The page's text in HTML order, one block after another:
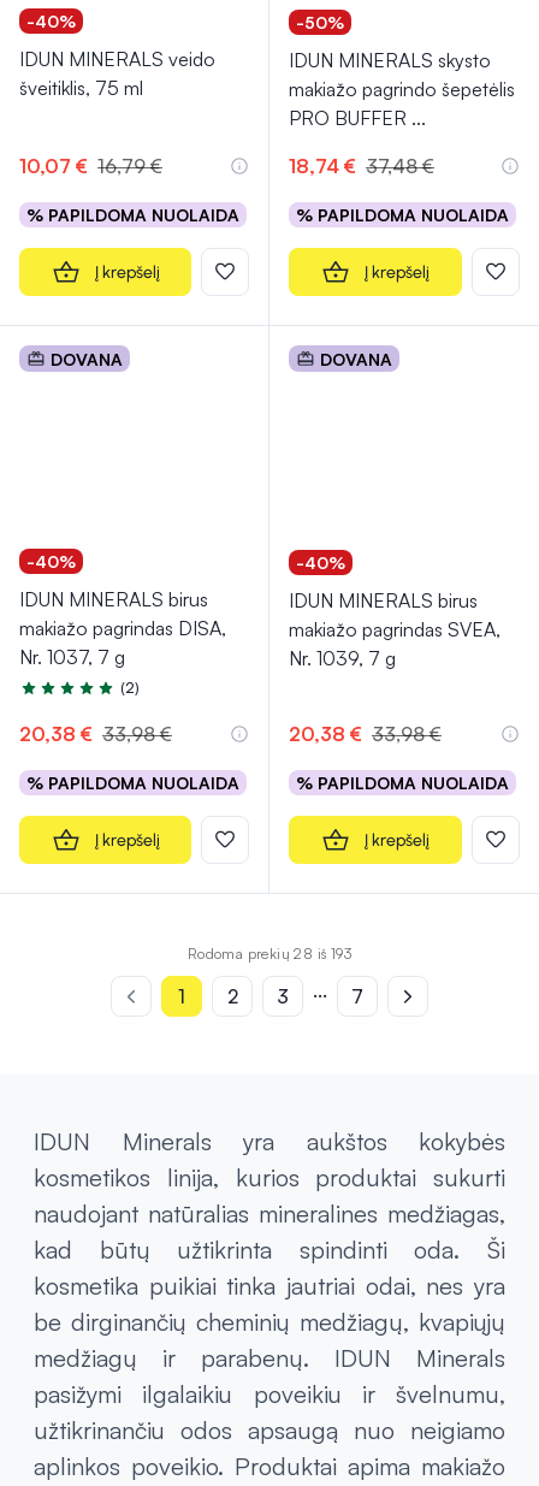
-40%
IDUN MINERALS veido
šveitiklis, 75 ml
10,07 € 16,79 €
% PAPILDOMA NUOLAIDA
Į krepšelį
-50%
IDUN MINERALS skysto
makiažo pagrindo šepetėlis
PRO BUFFER ...
18,74 € 37,48 €
% PAPILDOMA NUOLAIDA
Į krepšelį
DOVANA
-40%
IDUN MINERALS birus
makiažo pagrindas DISA,
Nr. 1037, 7 g
Įvertinimas 5.0 iš 5
(2)
20,38 € 33,98 €
% PAPILDOMA NUOLAIDA
Į krepšelį
DOVANA
-40%
IDUN MINERALS birus
makiažo pagrindas SVEA,
Nr. 1039, 7 g
20,38 € 33,98 €
% PAPILDOMA NUOLAIDA
Į krepšelį
Rodoma prekių 28 iš 193
1 2 3 ... 7
IDUN Minerals yra aukštos kokybės
kosmetikos linija, kurios produktai sukurti
naudojant natūralias mineralines medžiagas,
kad būtų užtikrinta spindinti oda. Ši
kosmetika puikiai tinka jautriai odai, nes yra
be dirginančių cheminių medžiagų, kvapiųjų
medžiagų ir parabenų. IDUN Minerals
pasižymi ilgalaikiu poveikiu ir švelnumu,
užtikrinančiu odos apsaugą nuo neigiamo
aplinkos poveikio. Produktai apima makiažo